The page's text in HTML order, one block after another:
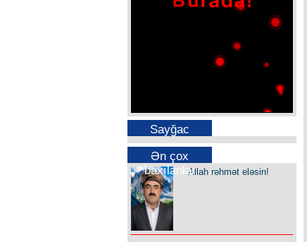
Sayğac
Ən çox
baxılanlarAllah rəhmət eləsin!